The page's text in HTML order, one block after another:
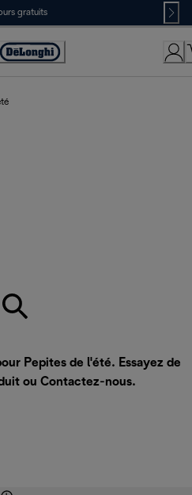
gratuits
Pepites de l'été. Essayez de
ou Contactez-nous.